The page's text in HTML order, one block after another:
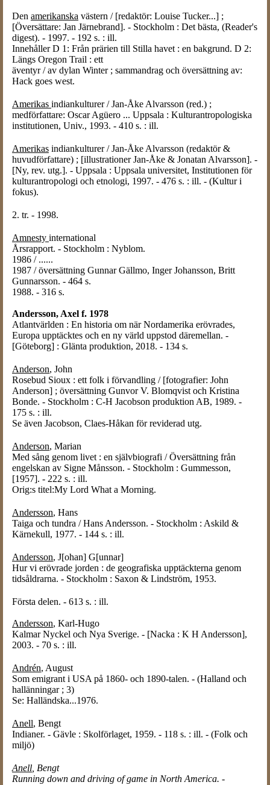
Den amerikanska västern / [redaktör: Louise Tucker...] ;
[Översättare: Jan Järnebrand]. - Stockholm : Det bästa, (Reader's
digest). - 1997. - 192 s. : ill.
Innehåller D 1: Från prärien till Stilla havet : en bakgrund. D 2:
Längs Oregon Trail : ett
äventyr / av dylan Winter ; sammandrag och översättning av:
Hack goes west.
Amerikas indiankulturer / Jan-Åke Alvarsson (red.) ;
medförfattare: Oscar Agüero ... Uppsala : Kulturantropologiska
institutionen, Univ., 1993. - 410 s. : ill.
Amerikas indiankulturer / Jan-Åke Alvarsson (redaktör &
huvudförfattare) ; [illustrationer Jan-Åke & Jonatan Alvarsson]. -
[Ny, rev. utg.]. - Uppsala : Uppsala universitet, Institutionen för
kulturantropologi och etnologi, 1997. - 476 s. : ill. - (Kultur i
fokus).
2. tr. - 1998.
Amnesty international
Årsrapport. - Stockholm : Nyblom.
1986 / ......
1987 / översättning Gunnar Gällmo, Inger Johansson, Britt
Gunnarsson. - 464 s.
1988. - 316 s.
Andersson, Axel f. 1978
Atlantvärlden : En historia om när Nordamerika erövrades,
Europa upptäcktes och en ny värld uppstod däremellan. -
[Göteborg] : Glänta produktion, 2018. - 134 s.
Anderson, John
Rosebud Sioux : ett folk i förvandling / [fotografier: John
Anderson] ; översättning Gunvor V. Blomqvist och Kristina
Bonde. - Stockholm : C-H Jacobson produktion AB, 1989. -
175 s. : ill.
Se även Jacobson, Claes-Håkan för reviderad utg.
Anderson, Marian
Med sång genom livet : en självbiografi / Översättning från
engelskan av Signe Månsson. - Stockholm : Gummesson,
[1957]. - 222 s. : ill.
Orig:s titel:My Lord What a Morning.
Andersson, Hans
Taiga och tundra / Hans Andersson. - Stockholm : Askild &
Kärnekull, 1977. - 144 s. : ill.
Andersson, J[ohan] G[unnar]
Hur vi erövrade jorden : de geografiska upptäckterna genom
tidsåldrarna. - Stockholm : Saxon & Lindström, 1953.
Första delen. - 613 s. : ill.
Andersson, Karl-Hugo
Kalmar Nyckel och Nya Sverige. - [Nacka : K H Andersson],
2003. - 70 s. : ill.
Andrén, August
Som emigrant i USA på 1860- och 1890-talen. - (Halland och
hallänningar ; 3)
Se: Halländska...1976.
Anell, Bengt
Indianer. - Gävle : Skolförlaget, 1959. - 118 s. : ill. - (Folk och
miljö)
Anell , Bengt
Running down and driving of game in North America. -